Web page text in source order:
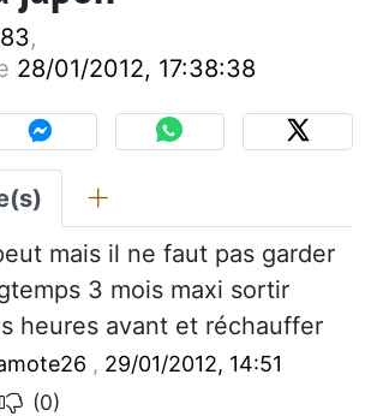
,
28/01/2012, 17:38:38
mais il ne faut pas garder
3 mois maxi sortir
heures avant et réchauffer
, 29/01/2012, 14:51
(0)